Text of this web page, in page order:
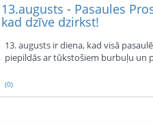
13.augusts - Pasaules
kad dzīve dzirkst!
13. augusts ir diena, kad visā
piepildās ar tūkstošiem burbuļu un
(0)